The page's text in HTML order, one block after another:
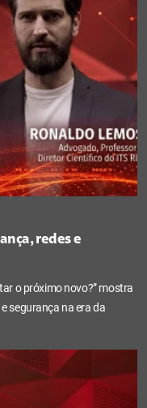
redes e
o próximo novo?” mostra
segurança na era da